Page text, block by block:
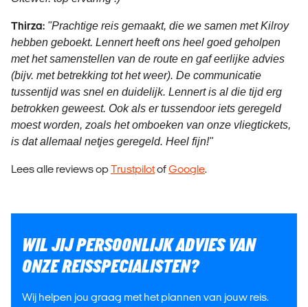
Thirza: "Prachtige reis gemaakt, die we samen met Kilroy
hebben geboekt. Lennert heeft ons heel goed geholpen
met het samenstellen van de route en gaf eerlijke advies
(bijv. met betrekking tot het weer). De communicatie
tussentijd was snel en duidelijk. Lennert is al die tijd erg
betrokken geweest. Ook als er tussendoor iets geregeld
moest worden, zoals het omboeken van onze vliegtickets,
is dat allemaal netjes geregeld. Heel fijn!"
Lees alle reviews opTrustpilotofGoogle.
WIL JIJ PERSOONLIJK ADVIES VAN
ONZE REISSPECIALISTEN?
Wij helpen jou graag met het plannen van jouw reis.